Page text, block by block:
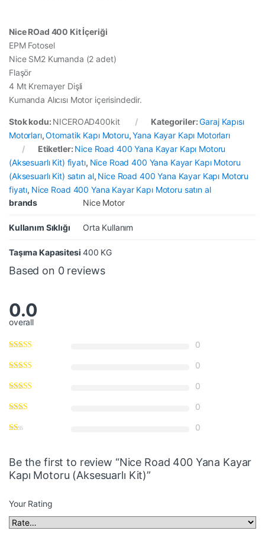
Nice ROad 400 Kit İçeriği
EPM Fotosel
Nice SM2 Kumanda (2 adet)
Flaşör
4 Mt Kremayer Dişli
Kumanda Alıcısı Motor içerisindedir.
Stok kodu: NICEROAD400kit Kategoriler:Garaj Kapısı
Motorları,Otomatik Kapı Motoru,Yana Kayar Kapı Motorları
Etiketler: Nice Road 400 Yana Kayar Kapı Motoru
(Aksesuarlı Kit) fiyatı, Nice Road 400 Yana Kayar Kapı Motoru
(Aksesuarlı Kit) satın al, Nice Road 400 Yana Kayar Kapı Motoru
fiyatı, Nice Road 400 Yana Kayar Kapı Motoru satın al
brands
Nice Motor
Kullanım Sıklığı Orta Kullanım
Taşıma Kapasitesi 400 KG
Based on 0 reviews
0.0
overall
0
0
0
0
0
Be the first to review “Nice Road 400 Yana Kayar
Kapı Motoru (Aksesuarlı Kit)”
Your Rating